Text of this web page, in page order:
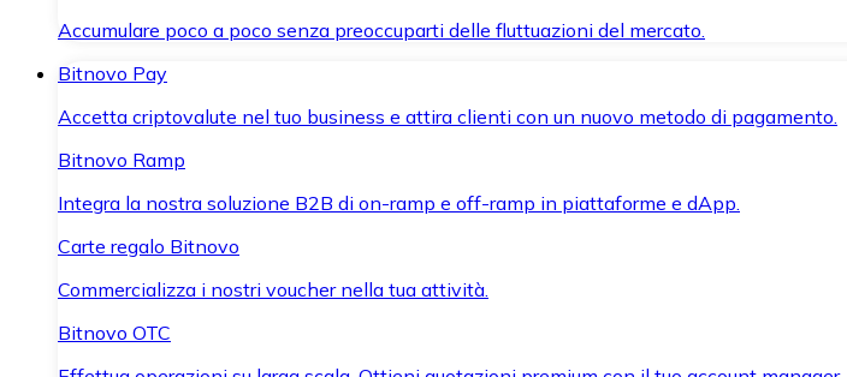
Accumulare poco a poco senza preoccuparti delle fluttuazioni del mercato.
Bitnovo Pay
Accetta criptovalute nel tuo business e attira clienti con un nuovo metodo di pagamento.
Bitnovo Ramp
Integra la nostra soluzione B2B di on-ramp e off-ramp in piattaforme e dApp.
Carte regalo Bitnovo
Commercializza i nostri voucher nella tua attività.
Bitnovo OTC